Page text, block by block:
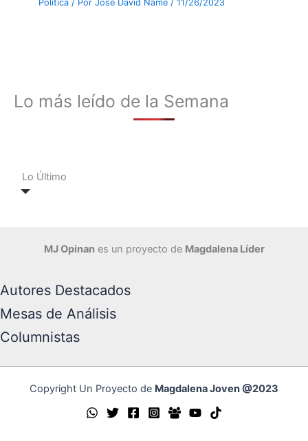
Politíca / PorJosé David Name /11/26/2023
Lo más leído de la Semana
Lo Último
MJ Opinan es un proyecto de Magdalena Líder
Autores Destacados
Mesas de Análisis
Columnistas
Copyright Un Proyecto de Magdalena Joven @2023